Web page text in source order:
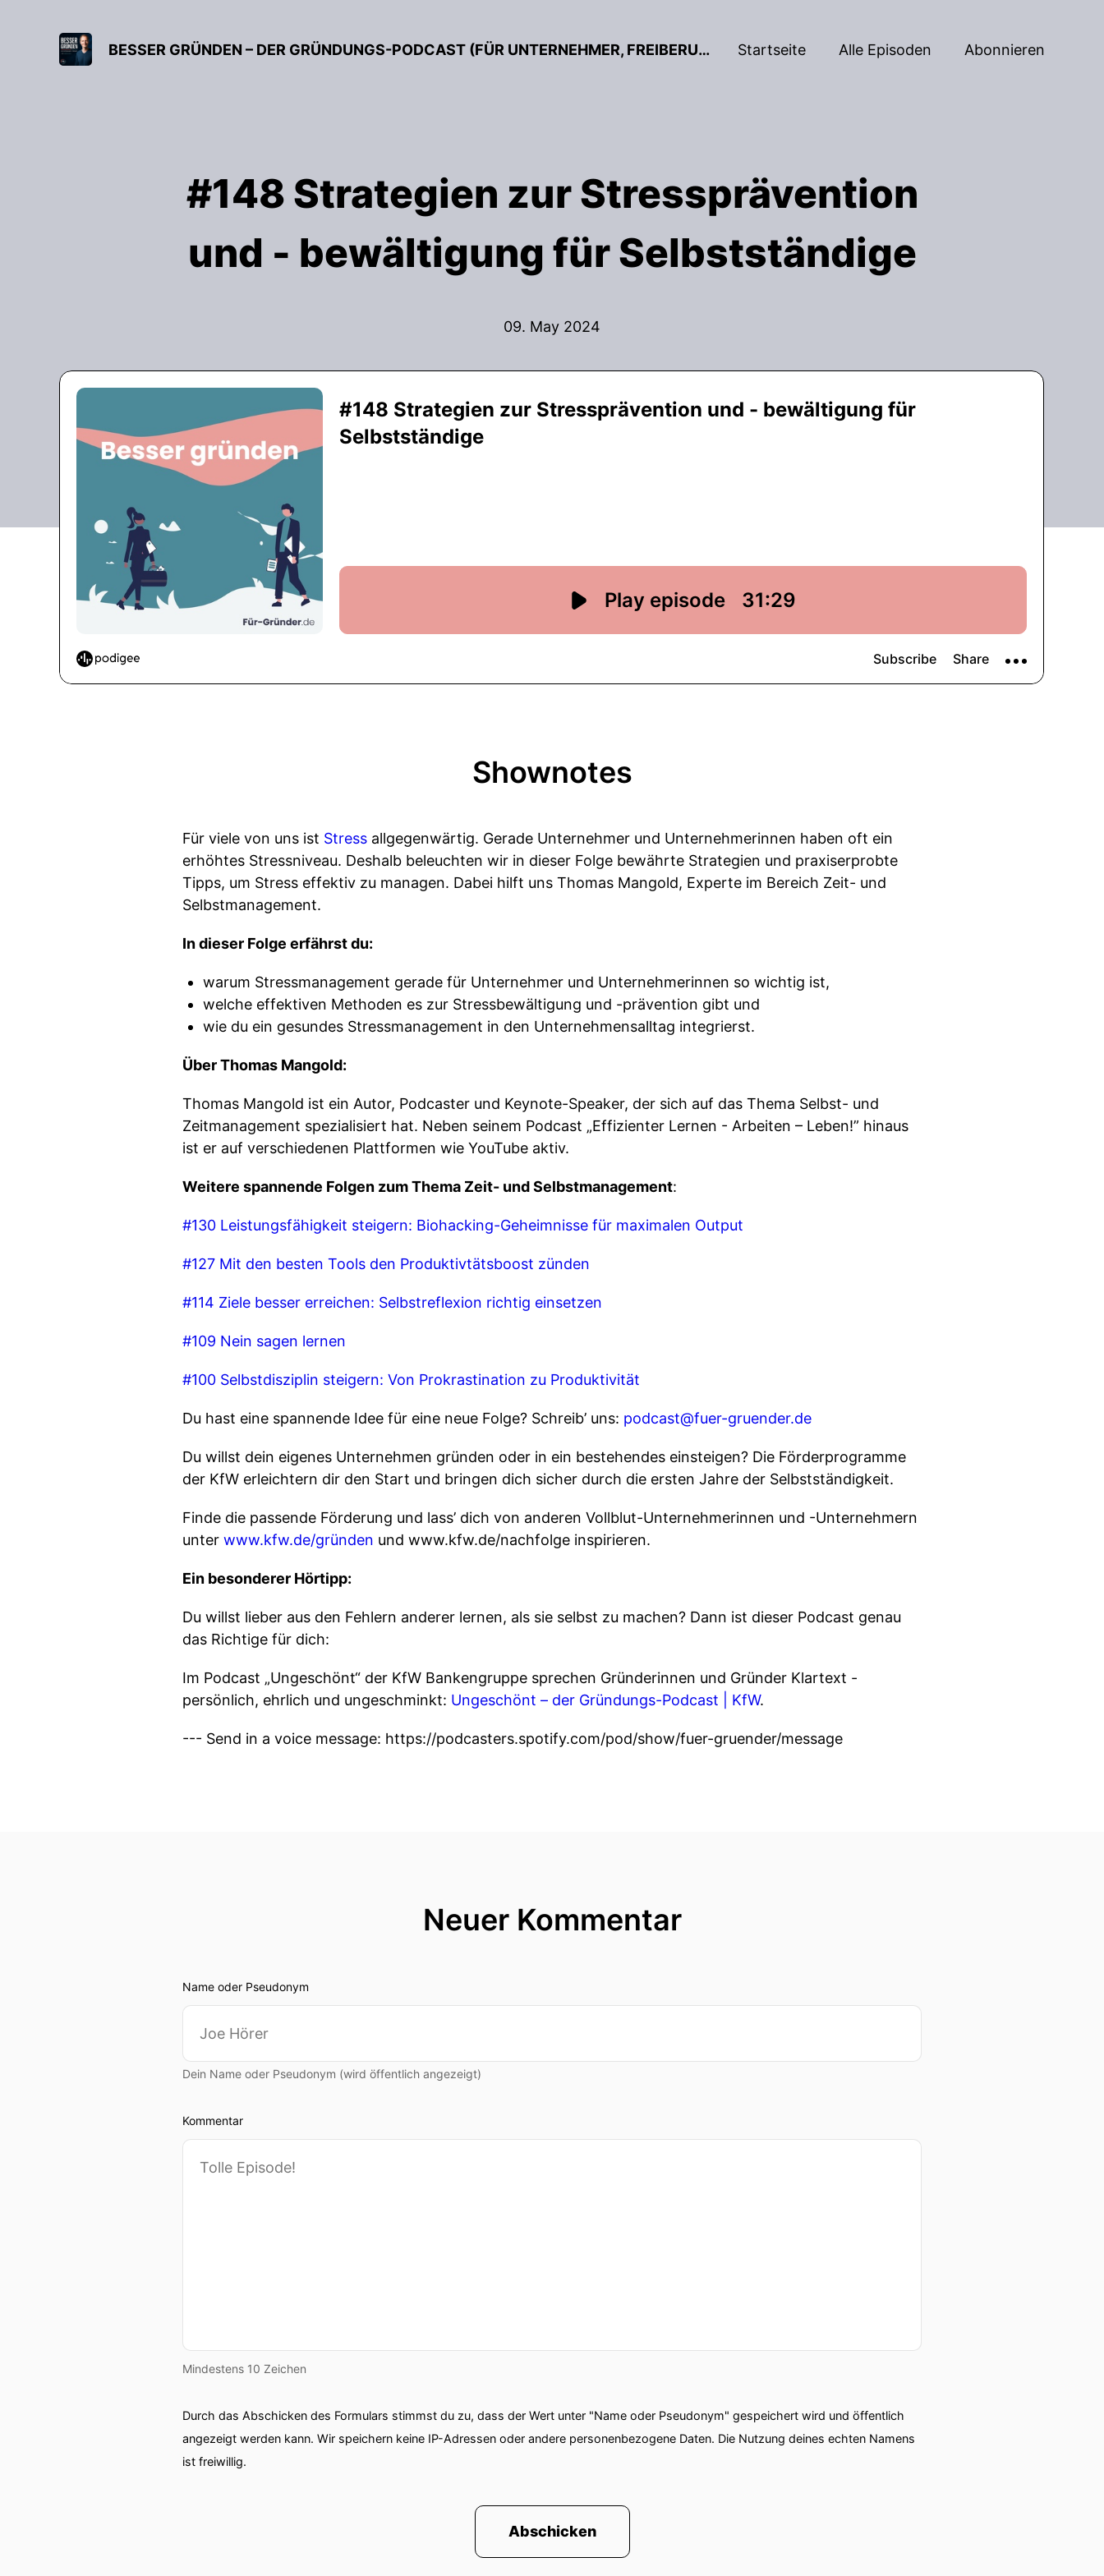
BESSER GRÜNDEN – DER GRÜNDUNGS-PODCAST (FÜR UNTERNEHMER, FREIBERUFLER & START-UPS) Startseite Alle Episoden Abonnieren
#148 Strategien zur Stressprävention
und - bewältigung für Selbstständige
09. May 2024
Shownotes
Für viele von uns ist Stress allgegenwärtig. Gerade Unternehmer und Unternehmerinnen haben oft ein
erhöhtes Stressniveau. Deshalb beleuchten wir in dieser Folge bewährte Strategien und praxiserprobte
Tipps, um Stress effektiv zu managen. Dabei hilft uns Thomas Mangold, Experte im Bereich Zeit- und
Selbstmanagement.
In dieser Folge erfährst du:
warum Stressmanagement gerade für Unternehmer und Unternehmerinnen so wichtig ist,
welche effektiven Methoden es zur Stressbewältigung und -prävention gibt und
wie du ein gesundes Stressmanagement in den Unternehmensalltag integrierst.
Über Thomas Mangold:
Thomas Mangold ist ein Autor, Podcaster und Keynote-Speaker, der sich auf das Thema Selbst- und
Zeitmanagement spezialisiert hat. Neben seinem Podcast „Effizienter Lernen - Arbeiten – Leben!” hinaus
ist er auf verschiedenen Plattformen wie YouTube aktiv.
Weitere spannende Folgen zum Thema Zeit- und Selbstmanagement:
⁠#130 Leistungsfähigkeit steigern: Biohacking-Geheimnisse für maximalen Output⁠
⁠#127 Mit den besten Tools den Produktivtätsboost zünden⁠
⁠#114 Ziele besser erreichen: Selbstreflexion richtig einsetzen⁠
⁠#109 Nein sagen lernen⁠
⁠#100 Selbstdisziplin steigern: Von Prokrastination zu Produktivität⁠
Du hast eine spannende Idee für eine neue Folge? Schreib’ uns: ⁠⁠⁠⁠podcast@fuer-gruender.de⁠⁠
Du willst dein eigenes Unternehmen gründen oder in ein bestehendes einsteigen? Die Förderprogramme
der KfW erleichtern dir den Start und bringen dich sicher durch die ersten Jahre der Selbstständigkeit.
Finde die passende Förderung und lass’ dich von anderen Vollblut-Unternehmerinnen und -Unternehmern
unter ⁠⁠⁠⁠www.kfw.de/gründen⁠⁠⁠⁠ und ⁠⁠www.kfw.de/nachfolge⁠⁠ inspirieren.
Ein besonderer Hörtipp:
Du willst lieber aus den Fehlern anderer lernen, als sie selbst zu machen? Dann ist dieser Podcast genau
das Richtige für dich:
Im Podcast „Ungeschönt“ der KfW Bankengruppe sprechen Gründerinnen und Gründer Klartext -
persönlich, ehrlich und ungeschminkt: ⁠⁠⁠⁠Ungeschönt – der Gründungs-Podcast | KfW⁠⁠⁠⁠.
--- Send in a voice message: https://podcasters.spotify.com/pod/show/fuer-gruender/message
Neuer Kommentar
Name oder Pseudonym
Dein Name oder Pseudonym (wird öffentlich angezeigt)
Kommentar
Mindestens 10 Zeichen
Durch das Abschicken des Formulars stimmst du zu, dass der Wert unter "Name oder Pseudonym" gespeichert wird und öffentlich
angezeigt werden kann. Wir speichern keine IP-Adressen oder andere personenbezogene Daten. Die Nutzung deines echten Namens
ist freiwillig.
Abschicken